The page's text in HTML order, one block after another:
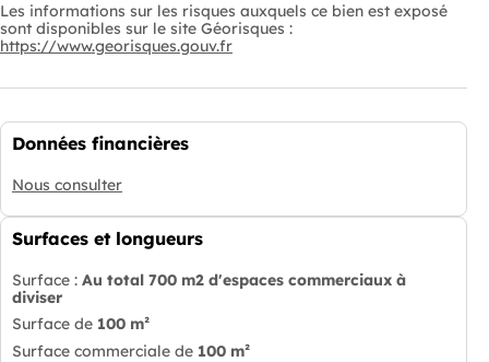
Les informations sur les risques auxquels ce bien est exposé
sont disponibles sur le site Géorisques :
https://www.georisques.gouv.fr
Données financières
Nous consulter
Surfaces et longueurs
Surface : Au total 700 m2 d'espaces commerciaux à
diviser
Surface de 100 m²
Surface commerciale de 100 m²